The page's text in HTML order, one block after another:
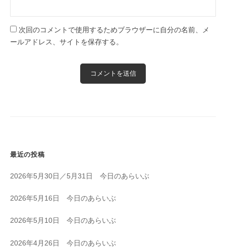
次回のコメントで使用するためブラウザーに自分の名前、メ
ールアドレス、サイトを保存する。
最近の投稿
2026年5月30日／5月31日 今日のあらいぶ
2026年5月16日 今日のあらいぶ
2026年5月10日 今日のあらいぶ
2026年4月26日 今日のあらいぶ